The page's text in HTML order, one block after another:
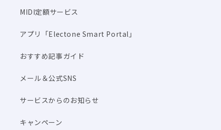
MIDI定額サービス
アプリ「Electone Smart Portal」
おすすめ記事ガイド
メール＆公式SNS
サービスからのお知らせ
キャンペーン